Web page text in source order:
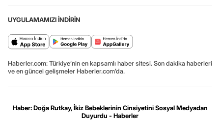
UYGULAMAMIZI İNDİRİN
Haberler.com: Türkiye’nin en kapsamlı haber sitesi. Son dakika haberleri
ve en güncel gelişmeler Haberler.com’da.
Haber: Doğa Rutkay, İkiz Bebeklerinin Cinsiyetini Sosyal Medyadan
Duyurdu - Haberler